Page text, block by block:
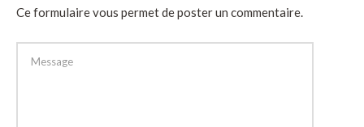
Ce formulaire vous permet de poster un commentaire.